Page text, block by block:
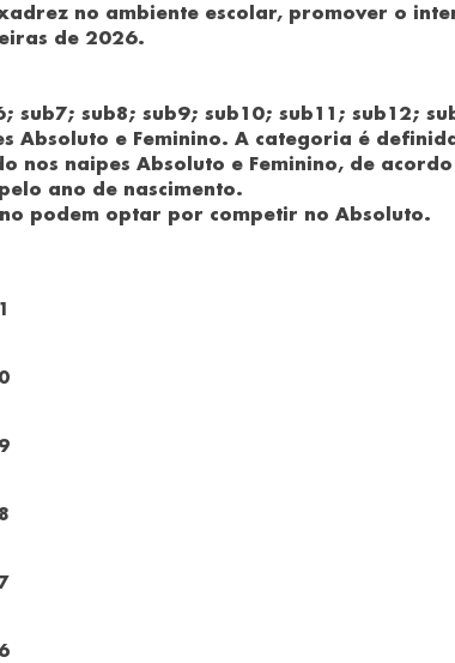
no ambiente escolar, promover o
de 2026.
sub7; sub8; sub9; sub10; sub11; sub12;
Absoluto e Feminino. A categoria é
nos naipes Absoluto e Feminino, de
ano de nascimento.
podem optar por competir no Absoluto.